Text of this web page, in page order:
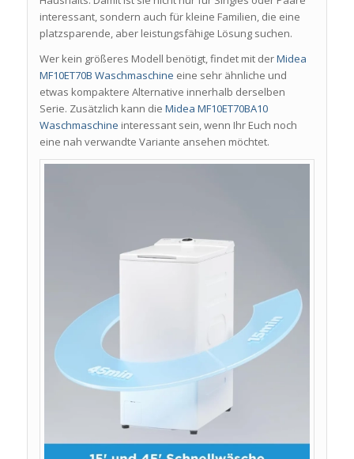
interessant, sondern auch für kleine Familien, die eine
platzsparende, aber leistungsfähige Lösung suchen.
Wer kein größeres Modell benötigt, findet mit derMidea
MF10ET70B Waschmaschine eine sehr ähnliche und
etwas kompaktere Alternative innerhalb derselben
Serie. Zusätzlich kann die Midea MF10ET70BA10
Waschmaschine interessant sein, wenn Ihr Euch noch
eine nah verwandte Variante ansehen möchtet.